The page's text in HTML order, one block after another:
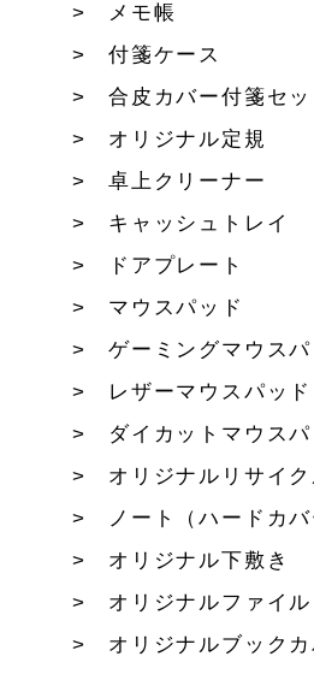
メモ帳
付箋ケース
合皮カバー付箋セッ
オリジナル定規
卓上クリーナー
キャッシュトレイ
ドアプレート
マウスパッド
ゲーミングマウスパ
レザーマウスパッド
ダイカットマウスパ
オリジナルリサイク
ノート（ハードカバ
オリジナル下敷き
オリジナルファイル
オリジナルブックカ